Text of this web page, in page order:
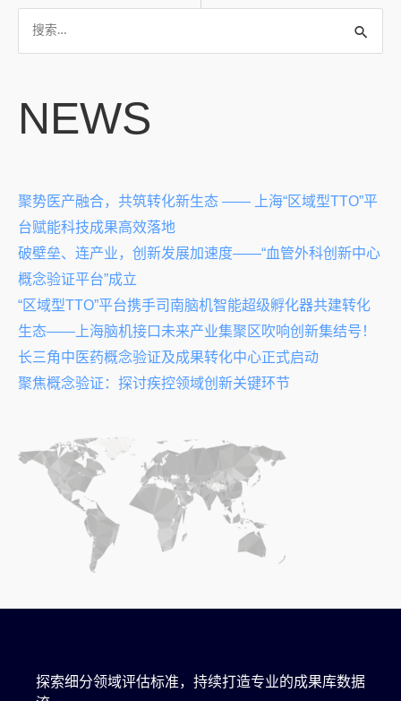
NEWS
聚势医产融合，共筑转化新生态 —— 上海“区域型TTO”平
台赋能科技成果高效落地
破壁垒、连产业，创新发展加速度——“血管外科创新中心
概念验证平台”成立
“区域型TTO”平台携手司南脑机智能超级孵化器共建转化
生态——上海脑机接口未来产业集聚区吹响创新集结号！
长三角中医药概念验证及成果转化中心正式启动
聚焦概念验证：探讨疾控领域创新关键环节
探索细分领域评估标准，持续打造专业的成果库数据